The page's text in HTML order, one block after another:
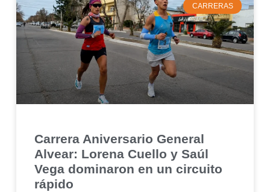
CARRERAS
Carrera Aniversario General
Alvear: Lorena Cuello y Saúl
Vega dominaron en un circuito
rápido